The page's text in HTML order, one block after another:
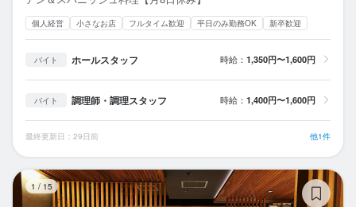
個人経営 小さなお店 フルタイム歓迎 平日のみ勤務OK 新卒歓迎
バイト ホールスタッフ 時給： 1,350円〜1,600円
バイト 調理師・調理スタッフ 時給： 1,400円〜1,600円
最終更新日：29日前 他1件
1 / 15